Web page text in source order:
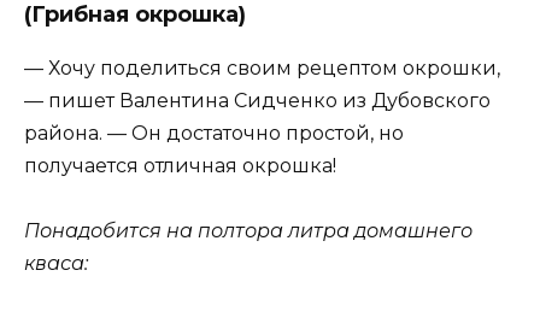
(Грибная окрошка)
— Хочу поделиться своим рецептом окрошки,
— пишет Валентина Сидченко из Дубовского
района. — Он достаточно простой, но
получается отличная окрошка!
Понадобится на полтора литра домашнего
кваса: